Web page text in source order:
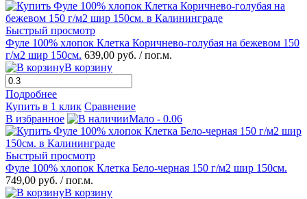
Быстрый просмотр
Фуле 100% хлопок Клетка Коричнево-голубая на бежевом 150
г/м2 шир 150см. 639,00 руб. / пог.м.
В корзину
Подробнее
Купить в 1 клик Сравнение
В избранное
Мало - 0.06
Быстрый просмотр
Фуле 100% хлопок Клетка Бело-черная 150 г/м2 шир 150см.
749,00 руб. / пог.м.
В корзину